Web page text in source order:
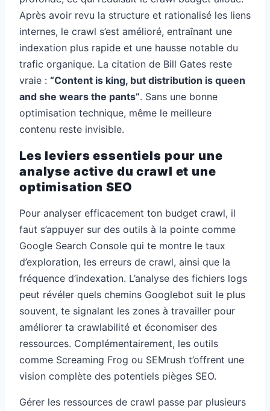
Après avoir revu la structure et rationalisé les liens
internes, le crawl s’est amélioré, entraînant une
indexation plus rapide et une hausse notable du
trafic organique. La citation de Bill Gates reste
vraie : “Content is king, but distribution is queen
and she wears the pants”. Sans une bonne
optimisation technique, même le meilleure
contenu reste invisible.
Les leviers essentiels pour une
analyse active du crawl et une
optimisation SEO
Pour analyser efficacement ton budget crawl, il
faut s’appuyer sur des outils à la pointe comme
Google Search Console qui te montre le taux
d’exploration, les erreurs de crawl, ainsi que la
fréquence d’indexation. L’analyse des fichiers logs
peut révéler quels chemins Googlebot suit le plus
souvent, te signalant les zones à travailler pour
améliorer ta crawlabilité et économiser des
ressources. Complémentairement, les outils
comme Screaming Frog ou SEMrush t’offrent une
vision complète des potentiels pièges SEO.
Gérer les ressources de crawl passe par plusieurs